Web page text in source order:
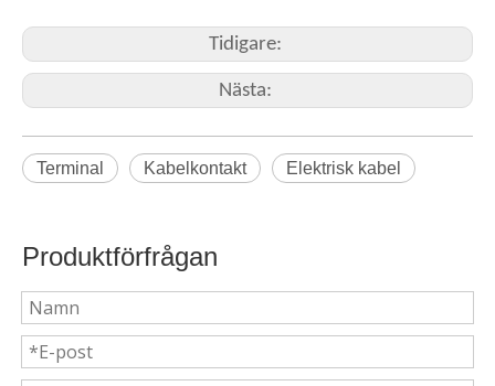
Tidigare:
Nästa:
Terminal Kabelkontakt Elektrisk kabel
Produktförfrågan